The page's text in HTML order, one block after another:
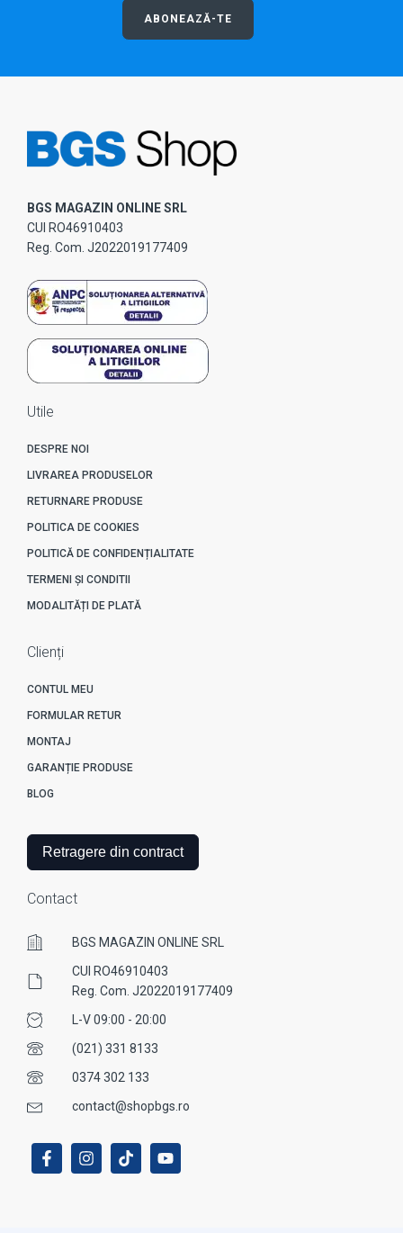
ABONEAZĂ-TE
BGS MAGAZIN ONLINE SRL
CUI RO46910403
Reg. Com. J2022019177409
Utile
DESPRE NOI
LIVRAREA PRODUSELOR
RETURNARE PRODUSE
POLITICA DE COOKIES
POLITICĂ DE CONFIDENȚIALITATE
TERMENI ȘI CONDITII
MODALITĂȚI DE PLATĂ
Clienți
CONTUL MEU
FORMULAR RETUR
MONTAJ
GARANȚIE PRODUSE
BLOG
Retragere din contract
Contact
BGS MAGAZIN ONLINE SRL
CUI RO46910403
Reg. Com. J2022019177409
L-V 09:00 - 20:00
(021) 331 8133
0374 302 133
contact@shopbgs.ro